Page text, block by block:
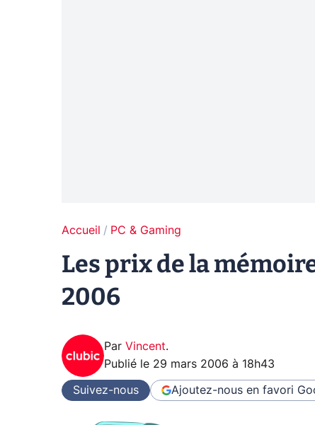
Accueil PC & Gaming
Les prix de la
2006
Par Vincent.
Publié le 29 mars 2006 à 18h43
Suivez-nous Ajoutez-nous en favori